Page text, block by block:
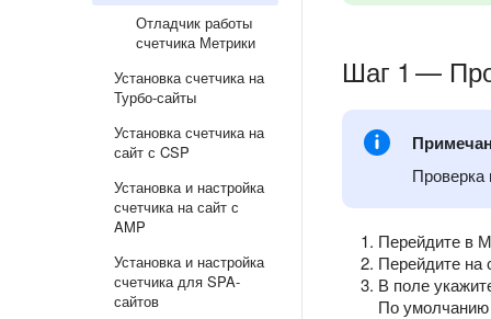
Отладчик работы
счетчика Метрики
Установка счетчика на
Турбо-сайты
Установка счетчика на
сайт с CSP
Установка и настройка
счетчика на сайт с
AMP
Установка и настройка
счетчика для SPA-
сайтов
Шаг 1 —
Перейдите в
Перейдите на
В поле
По умолчанию